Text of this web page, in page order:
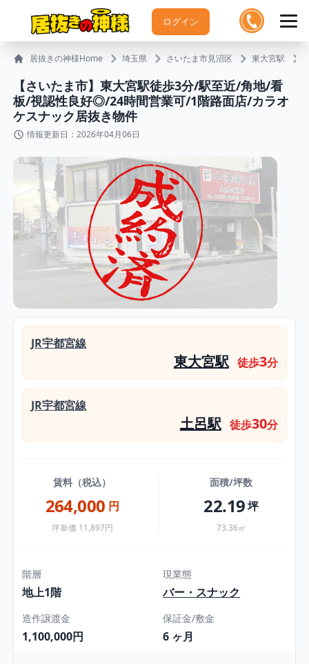
ログイン
居抜きの神様Home 埼玉県 さいたま市見沼区 東大宮駅
【さいたま市】東大宮駅徒歩3分/駅至近/角地/看
板/視認性良好◎/24時間営業可/1階路面店/カラオ
ケスナック居抜き物件
情報更新日：2026年04月06日
JR宇都宮線
東大宮駅 徒歩3分
JR宇都宮線
土呂駅 徒歩30分
賃料（税込）
264,000 円
坪単価 11,897円
面積/坪数
22.19坪
73.36㎡
階層
地上1階
現業態
バー・スナック
造作譲渡金
1,100,000円
保証金/敷金
6 ヶ月